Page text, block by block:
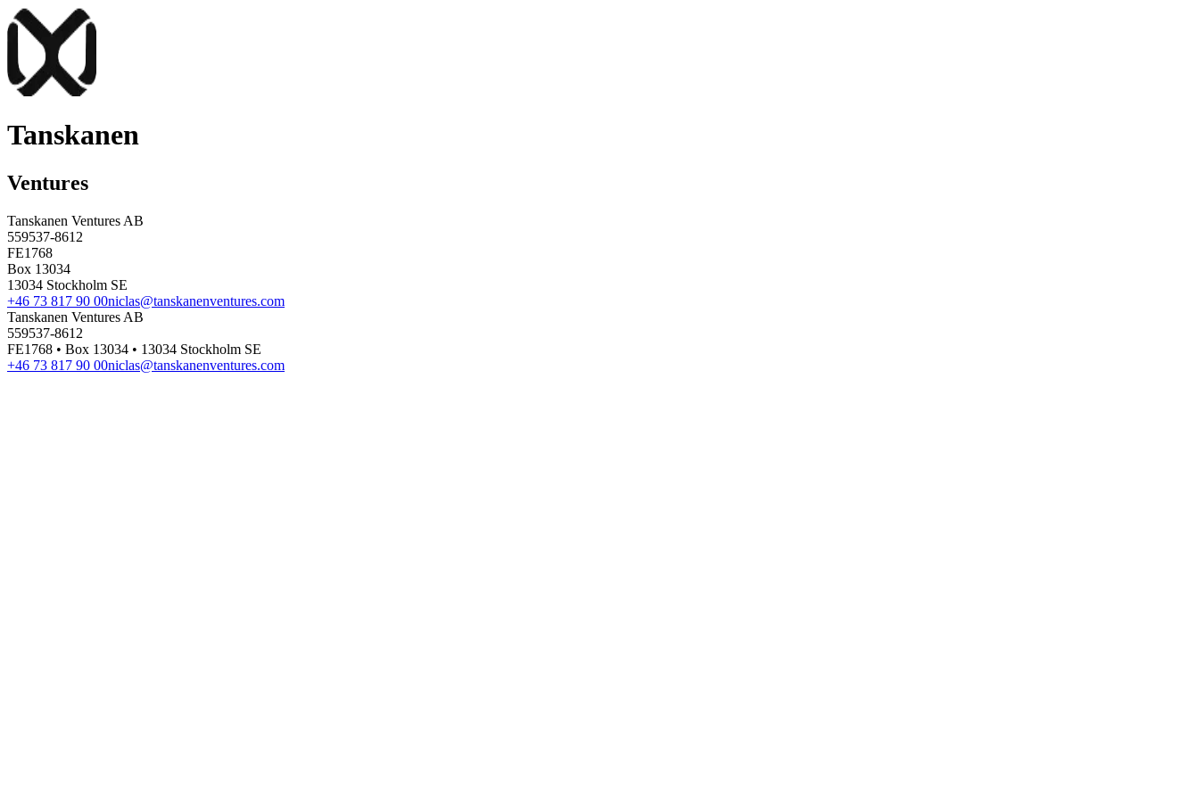
Tanskanen
Ventures
Tanskanen Ventures AB
559537-8612
FE1768
Box 13034
13034 Stockholm SE
+46 73 817 90 00niclas@tanskanenventures.com
Tanskanen Ventures AB
559537-8612
FE1768 • Box 13034 • 13034 Stockholm SE
+46 73 817 90 00niclas@tanskanenventures.com